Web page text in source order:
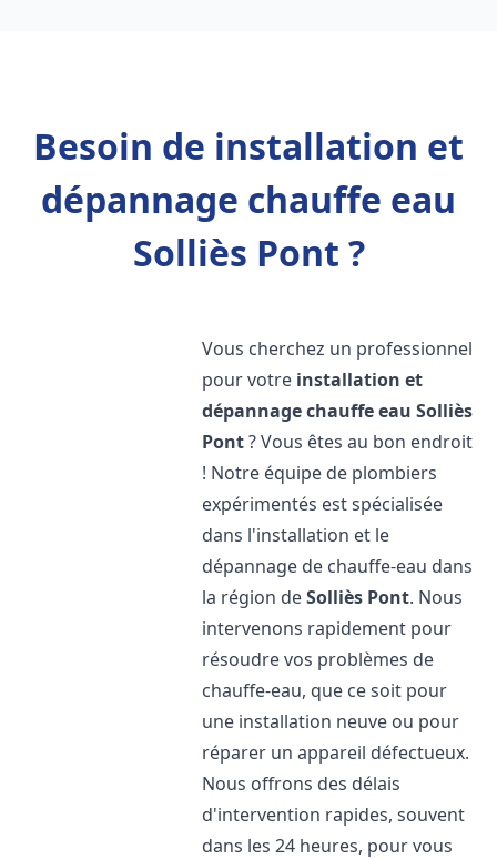
Besoin de installation et
dépannage chauffe eau
Solliès Pont ?
Vous cherchez un professionnel
pour votre installation et
dépannage chauffe eau Solliès
Pont? Vous êtes au bon endroit
! Notre équipe de plombiers
expérimentés est spécialisée
dans l'installation et le
dépannage de chauffe-eau dans
la région deSolliès Pont. Nous
intervenons rapidement pour
résoudre vos problèmes de
chauffe-eau, que ce soit pour
une installation neuve ou pour
réparer un appareil défectueux.
Nous offrons des délais
d'intervention rapides, souvent
dans les 24 heures, pour vous